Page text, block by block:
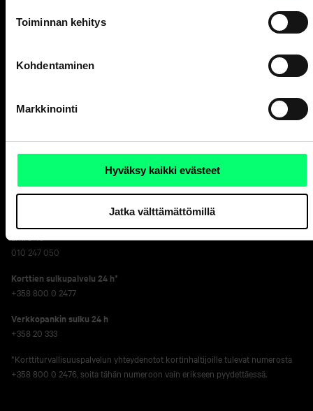
Toiminnan kehitys
Kohdentaminen
Markkinointi
Hyväksy kaikki evästeet
Jatka välttämättömillä
010 247 010
010 247 6700
Vakuutusasiat, Aktia Henkivakuutus Oy
ark. 9-15
Korttivakuutukset, tarkista yhteystiedotkorttisi sivulta.
ark. 8-18
010 247 050
Korttien sulkupalvelu 24 h*
+358 800 0 2477
Verkko­pankin sulku 24 h
+358 20 333
*Korttiturvallisuuspalvelun yhteydenotot kortinhaltijoille tulevat numerosta
+358 800 0 2476, soita tähän numeroon vain erikseen pyydettäessä.